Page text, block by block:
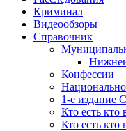
Криминал
Видеообзоры
Справочник
Конфессии
1-е издание
Кто есть
Кто есть